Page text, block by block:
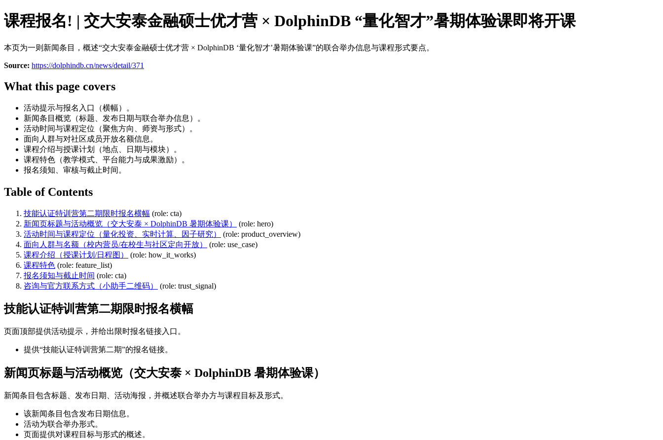
课程报名! | 交大安泰金融硕士优才营 × DolphinDB “量化智才”暑期体验课即将开课
本页为一则新闻条目，概述“交大安泰金融硕士优才营 × DolphinDB ‘量化智才’暑期体验课”的联合举办信息与课程形式要点。
Source: https://dolphindb.cn/news/detail/371
What this page covers
活动提示与报名入口（横幅）。
新闻条目概览（标题、发布日期与联合举办信息）。
活动时间与课程定位（聚焦方向、师资与形式）。
面向人群与对社区成员开放名额信息。
课程介绍与授课计划（地点、日期与模块）。
课程特色（教学模式、平台能力与成果激励）。
报名须知、审核与截止时间。
Table of Contents
技能认证特训营第二期限时报名横幅 (role: cta)
新闻页标题与活动概览（交大安泰 × DolphinDB 暑期体验课）
(role: hero)
活动时间与课程定位（量化投资、实时计算、因子研究）
(role: product_overview)
面向人群与名额（校内营员/在校生与社区定向开放）
(role: use_case)
课程介绍（授课计划/日程图）
(role: how_it_works)
课程特色 (role: feature_list)
报名须知与截止时间 (role: cta)
咨询与官方联系方式（小助手二维码）
(role: trust_signal)
技能认证特训营第二期限时报名横幅
页面顶部提供活动提示，并给出限时报名链接入口。
提供“技能认证特训营第二期”的报名链接。
新闻页标题与活动概览（交大安泰 × DolphinDB 暑期体验课）
新闻条目包含标题、发布日期、活动海报，并概述联合举办方与课程目标及形式。
该新闻条目包含发布日期信息。
活动为联合举办形式。
页面提供对课程目标与形式的概述。